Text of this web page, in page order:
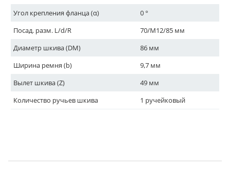
Угол крепления фланца (α)
0 °
Посад. разм. L/d/R
70/M12/85 мм
Диаметр шкива (DM)
86 мм
Ширина ремня (b)
9,7 мм
Вылет шкива (Z)
49 мм
Количество ручьев шкива
1 ручейковый